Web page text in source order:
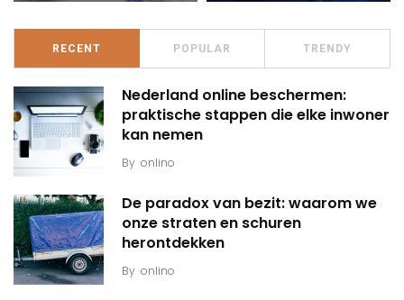
RECENT POPULAR TRENDY
Nederland online beschermen:
praktische stappen die elke inwoner
kan nemen
By onlino
De paradox van bezit: waarom we
onze straten en schuren
herontdekken
By onlino